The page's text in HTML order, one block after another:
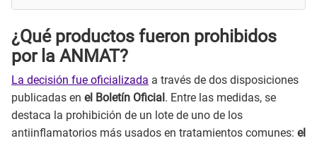
¿Qué productos fueron prohibidos
por la ANMAT?
La decisión fue oficializada a través de dos disposiciones
publicadas en el Boletín Oficial. Entre las medidas, se
destaca la prohibición de un lote de uno de los
antiinflamatorios más usados en tratamientos comunes: el